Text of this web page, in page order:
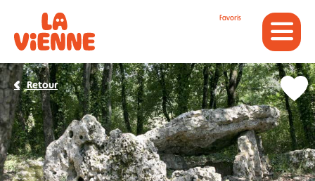
Favoris
Retour